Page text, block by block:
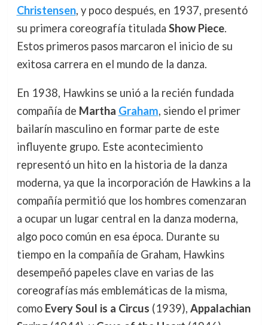
Christensen, y poco después, en 1937, presentó
su primera coreografía titulada Show Piece.
Estos primeros pasos marcaron el inicio de su
exitosa carrera en el mundo de la danza.
En 1938, Hawkins se unió a la recién fundada
compañía de Martha Graham, siendo el primer
bailarín masculino en formar parte de este
influyente grupo. Este acontecimiento
representó un hito en la historia de la danza
moderna, ya que la incorporación de Hawkins a la
compañía permitió que los hombres comenzaran
a ocupar un lugar central en la danza moderna,
algo poco común en esa época. Durante su
tiempo en la compañía de Graham, Hawkins
desempeñó papeles clave en varias de las
coreografías más emblemáticas de la misma,
como Every Soul is a Circus (1939), Appalachian